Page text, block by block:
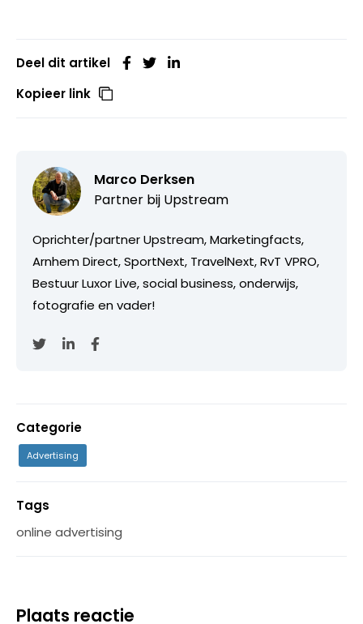
Deel dit artikel
Kopieer link
Marco Derksen
Partner bij Upstream
Oprichter/partner Upstream, Marketingfacts,
Arnhem Direct, SportNext, TravelNext, RvT VPRO,
Bestuur Luxor Live, social business, onderwijs,
fotografie en vader!
Categorie
Advertising
Tags
online advertising
Plaats reactie